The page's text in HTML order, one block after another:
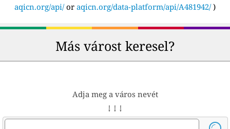
aqicn.org/api/or aqicn.org/data-platform/api/A481942/)
Más várost keresel?
Adja meg a város nevét
↓ ↓ ↓